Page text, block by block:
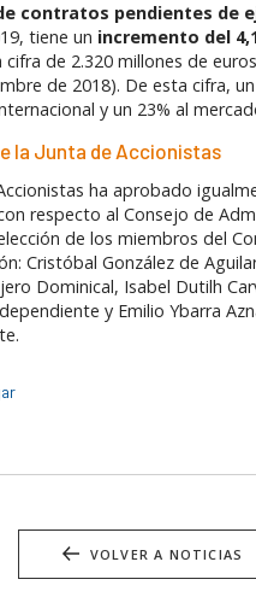
contratos pendientes de
tiene un incremento del
cifra de 2.320 millones de
de 2018). De esta cifra,
y un 23% al
la Junta de Accionistas
ha aprobado
respecto al Consejo de
de los miembros del
Cristóbal González de
Dominical, Isabel Dutilh
y Emilio Ybarra
VOLVER A NOTICIAS